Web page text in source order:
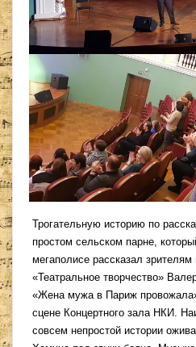
Трогательную историю по
простом сельском парне,
мегаполисе рассказал
«Театральное творчество»
«Жена мужа в Париж
сцене Концертного зала НКИ.
совсем непростой истории